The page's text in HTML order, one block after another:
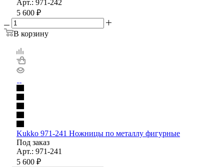
Арт.: 971-242
5 600 ₽
В корзину
Kukko 971-241 Ножницы по металлу фигурные
Под заказ
Арт.: 971-241
5 600 ₽